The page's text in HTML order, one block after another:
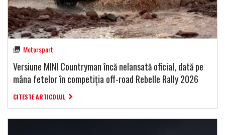
Motorsport
Versiune MINI Countryman încă nelansată oficial, dată pe
mâna fetelor în competiția off-road Rebelle Rally 2026
CITESTE ARTICOLUL